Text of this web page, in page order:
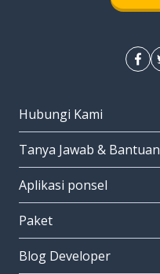
Hubungi Kami
Tanya Jawab & Bantuan
Aplikasi ponsel
Paket
Blog Developer